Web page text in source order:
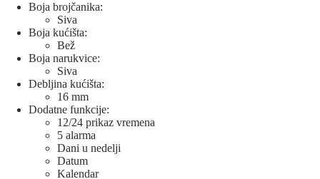
Boja brojčanika:
Siva
Boja kućišta:
Bež
Boja narukvice:
Siva
Debljina kućišta:
16 mm
Dodatne funkcije:
12/24 prikaz vremena
5 alarma
Dani u nedelji
Datum
Kalendar